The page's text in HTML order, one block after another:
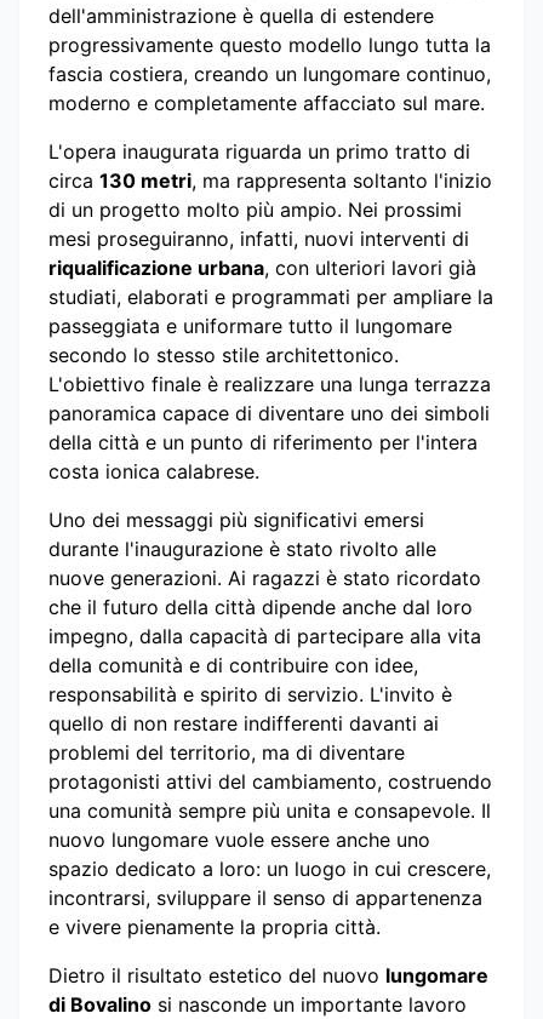
dell'amministrazione è quella di estendere
progressivamente questo modello lungo tutta la
fascia costiera, creando un lungomare continuo,
moderno e completamente affacciato sul mare.
L'opera inaugurata riguarda un primo tratto di
circa 130 metri, ma rappresenta soltanto l'inizio
di un progetto molto più ampio. Nei prossimi
mesi proseguiranno, infatti, nuovi interventi di
riqualificazione urbana, con ulteriori lavori già
studiati, elaborati e programmati per ampliare la
passeggiata e uniformare tutto il lungomare
secondo lo stesso stile architettonico.
L'obiettivo finale è realizzare una lunga terrazza
panoramica capace di diventare uno dei simboli
della città e un punto di riferimento per l'intera
costa ionica calabrese.
Uno dei messaggi più significativi emersi
durante l'inaugurazione è stato rivolto alle
nuove generazioni. Ai ragazzi è stato ricordato
che il futuro della città dipende anche dal loro
impegno, dalla capacità di partecipare alla vita
della comunità e di contribuire con idee,
responsabilità e spirito di servizio. L'invito è
quello di non restare indifferenti davanti ai
problemi del territorio, ma di diventare
protagonisti attivi del cambiamento, costruendo
una comunità sempre più unita e consapevole. Il
nuovo lungomare vuole essere anche uno
spazio dedicato a loro: un luogo in cui crescere,
incontrarsi, sviluppare il senso di appartenenza
e vivere pienamente la propria città.
Dietro il risultato estetico del nuovo lungomare
di Bovalino si nasconde un importante lavoro